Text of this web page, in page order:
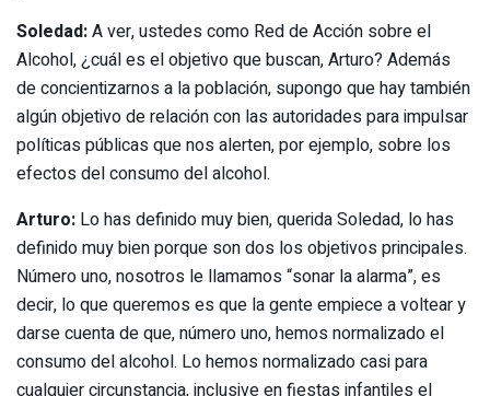
Soledad:A ver, ustedes como Red de Acción sobre el
Alcohol, ¿cuál es el objetivo que buscan, Arturo? Además
de concientizarnos a la población, supongo que hay también
algún objetivo de relación con las autoridades para impulsar
políticas públicas que nos alerten, por ejemplo, sobre los
efectos del consumo del alcohol.
Arturo: Lo has definido muy bien, querida Soledad, lo has
definido muy bien porque son dos los objetivos principales.
Número uno, nosotros le llamamos “sonar la alarma”, es
decir, lo que queremos es que la gente empiece a voltear y
darse cuenta de que, número uno, hemos normalizado el
consumo del alcohol. Lo hemos normalizado casi para
cualquier circunstancia, inclusive en fiestas infantiles el